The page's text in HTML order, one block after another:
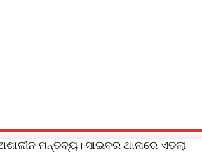
ମନ୍ତବ୍ୟ। ସାଇବର ଥାନାରେ ଏତଲା